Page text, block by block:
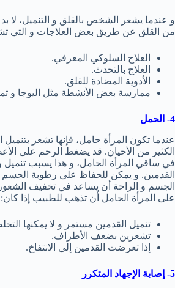
و عندما يشعر الشخص بالقلق و التنميل، لا
من القلق عن طريق بعض العلاجات و التي
العلاج السلوكي المعرفي.
العلاج بالتحدث.
الأدوية المضادة للقلق.
ممارسة بعض الأنشطة مثل اليوجا و
4- الحمل
عندما تكون المرأة حامل، فإنها تشعر
الكثير من الأحيان. قد يضغط الرحم على
في ساقي المرأة الحامل، و هذا يسبب
القدمين. و يمكن للحفاظ على رطوبة الجسم
الجسم و الراحة أن يساعد في تخفيف
على المرأة الحامل أن تذهب للطبيب إذا كان:
تنميل القدمين مستمر و لا يمكنها
تشعرين بضعف الأطراف.
إذا تعرضت القدمين إلى الانتفاخ.
5- إصابة الإجهاد المتكرر